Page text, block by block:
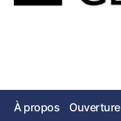
À propos Ouverture